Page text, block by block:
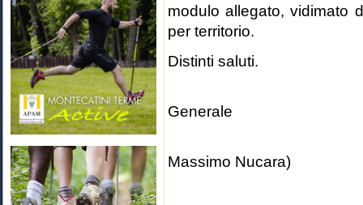
modulo allegato, vidimato
per territorio.
Distinti saluti.
Generale
Massimo Nucara)